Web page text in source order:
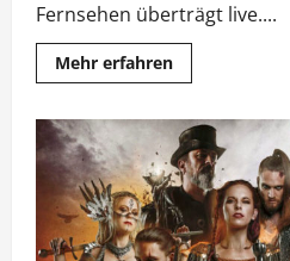
Fernsehen überträgt live....
Mehr erfahrenMehr
Informationen
Jahre
mit
Stars
von
Brönner
bis
Gedeck